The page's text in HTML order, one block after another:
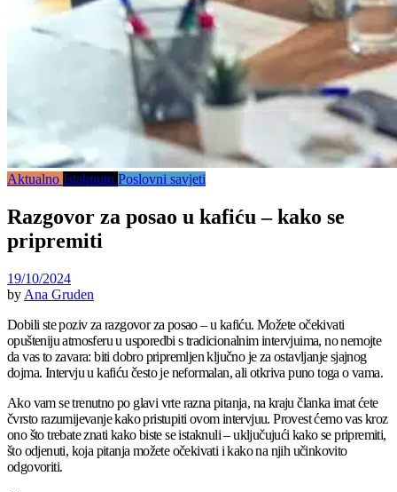
Aktualno Istaknuto Poslovni savjeti
Razgovor za posao u kafiću – kako se
pripremiti
19/10/2024
by Ana Gruden
Dobili ste poziv za razgovor za posao – u kafiću. Možete očekivati
opušteniju atmosferu u usporedbi s tradicionalnim intervjuima, no nemojte
da vas to zavara: biti dobro pripremljen ključno je za ostavljanje sjajnog
dojma. Intervju u kafiću često je neformalan, ali otkriva puno toga o vama.
Ako vam se trenutno po glavi vrte razna pitanja, na kraju članka imat ćete
čvrsto razumijevanje kako pristupiti ovom intervjuu. Provest ćemo vas kroz
ono što trebate znati kako biste se istaknuli – uključujući kako se pripremiti,
što odjenuti, koja pitanja možete očekivati i kako na njih učinkovito
odgovoriti.